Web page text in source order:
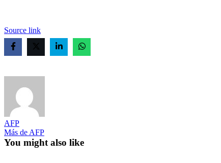
Source link
AFP
Más de AFP
You might also like